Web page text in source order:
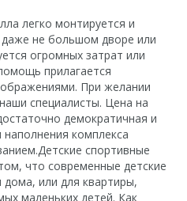
легко монтируется и
не большом дворе или
огромных затрат или
прилагается
При желании
специалисты. Цена на
демократичная и
комплекса
спортивные
что современные детские
или для квартиры,
маленьких детей. Как